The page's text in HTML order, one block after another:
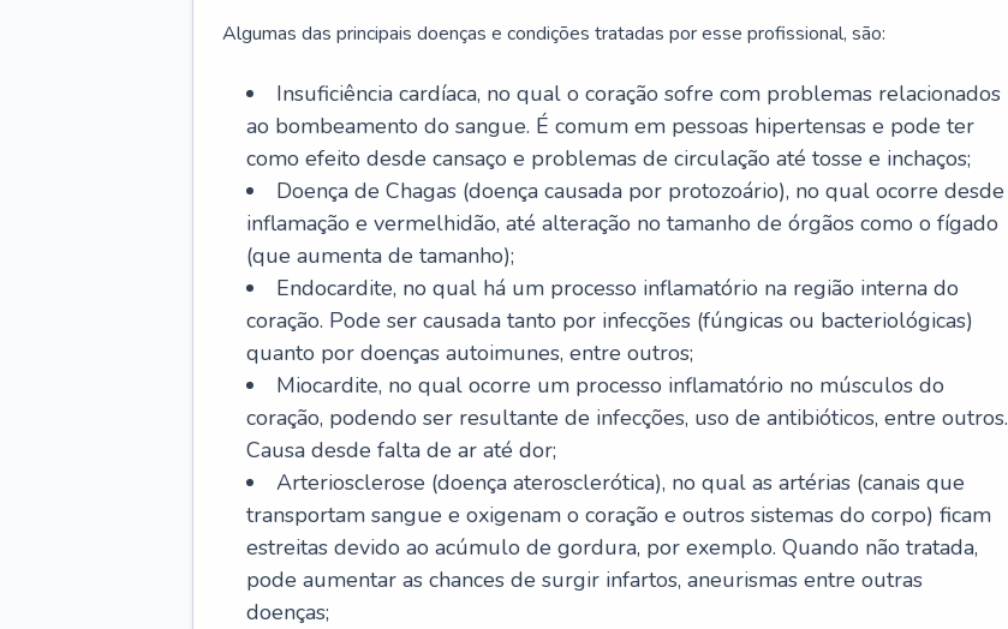
Algumas das principais doenças e condições tratadas por esse profissional, são:
Insuficiência cardíaca, no qual o coração sofre com problemas relacionados
ao bombeamento do sangue. É comum em pessoas hipertensas e pode ter
como efeito desde cansaço e problemas de circulação até tosse e inchaços;
Doença de Chagas (doença causada por protozoário), no qual ocorre desde
inflamação e vermelhidão, até alteração no tamanho de órgãos como o fígado
(que aumenta de tamanho);
Endocardite, no qual há um processo inflamatório na região interna do
coração. Pode ser causada tanto por infecções (fúngicas ou bacteriológicas)
quanto por doenças autoimunes, entre outros;
Miocardite, no qual ocorre um processo inflamatório no músculos do
coração, podendo ser resultante de infecções, uso de antibióticos, entre outros.
Causa desde falta de ar até dor;
Arteriosclerose (doença aterosclerótica), no qual as artérias (canais que
transportam sangue e oxigenam o coração e outros sistemas do corpo) ficam
estreitas devido ao acúmulo de gordura, por exemplo. Quando não tratada,
pode aumentar as chances de surgir infartos, aneurismas entre outras
doenças;